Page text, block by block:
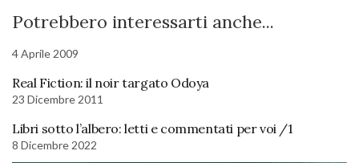
Potrebbero interessarti anche...
4 Aprile 2009
Real Fiction: il noir targato Odoya
23 Dicembre 2011
Libri sotto l’albero: letti e commentati per voi /1
8 Dicembre 2022